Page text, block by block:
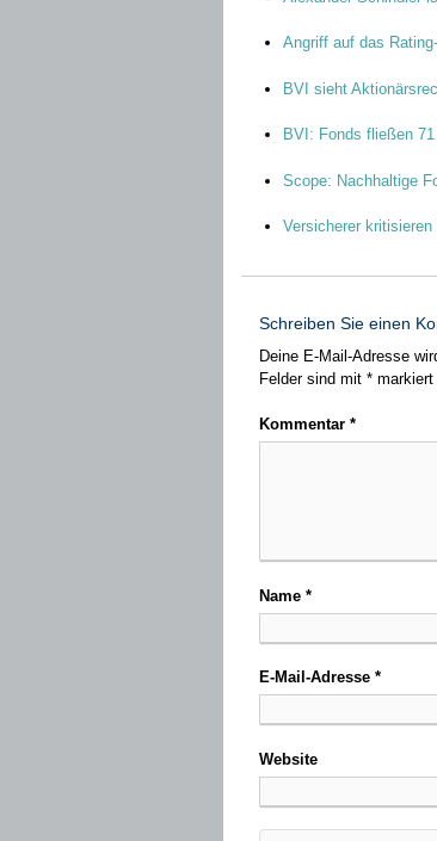
Angriff auf das
BVI sieht
BVI: Fonds fließen
Scope: Nachhaltige
Versicherer
Schreiben Sie einen
Deine E-Mail-Adresse
Felder sind mit * markiert
Kommentar *
Name *
E-Mail-Adresse *
Website